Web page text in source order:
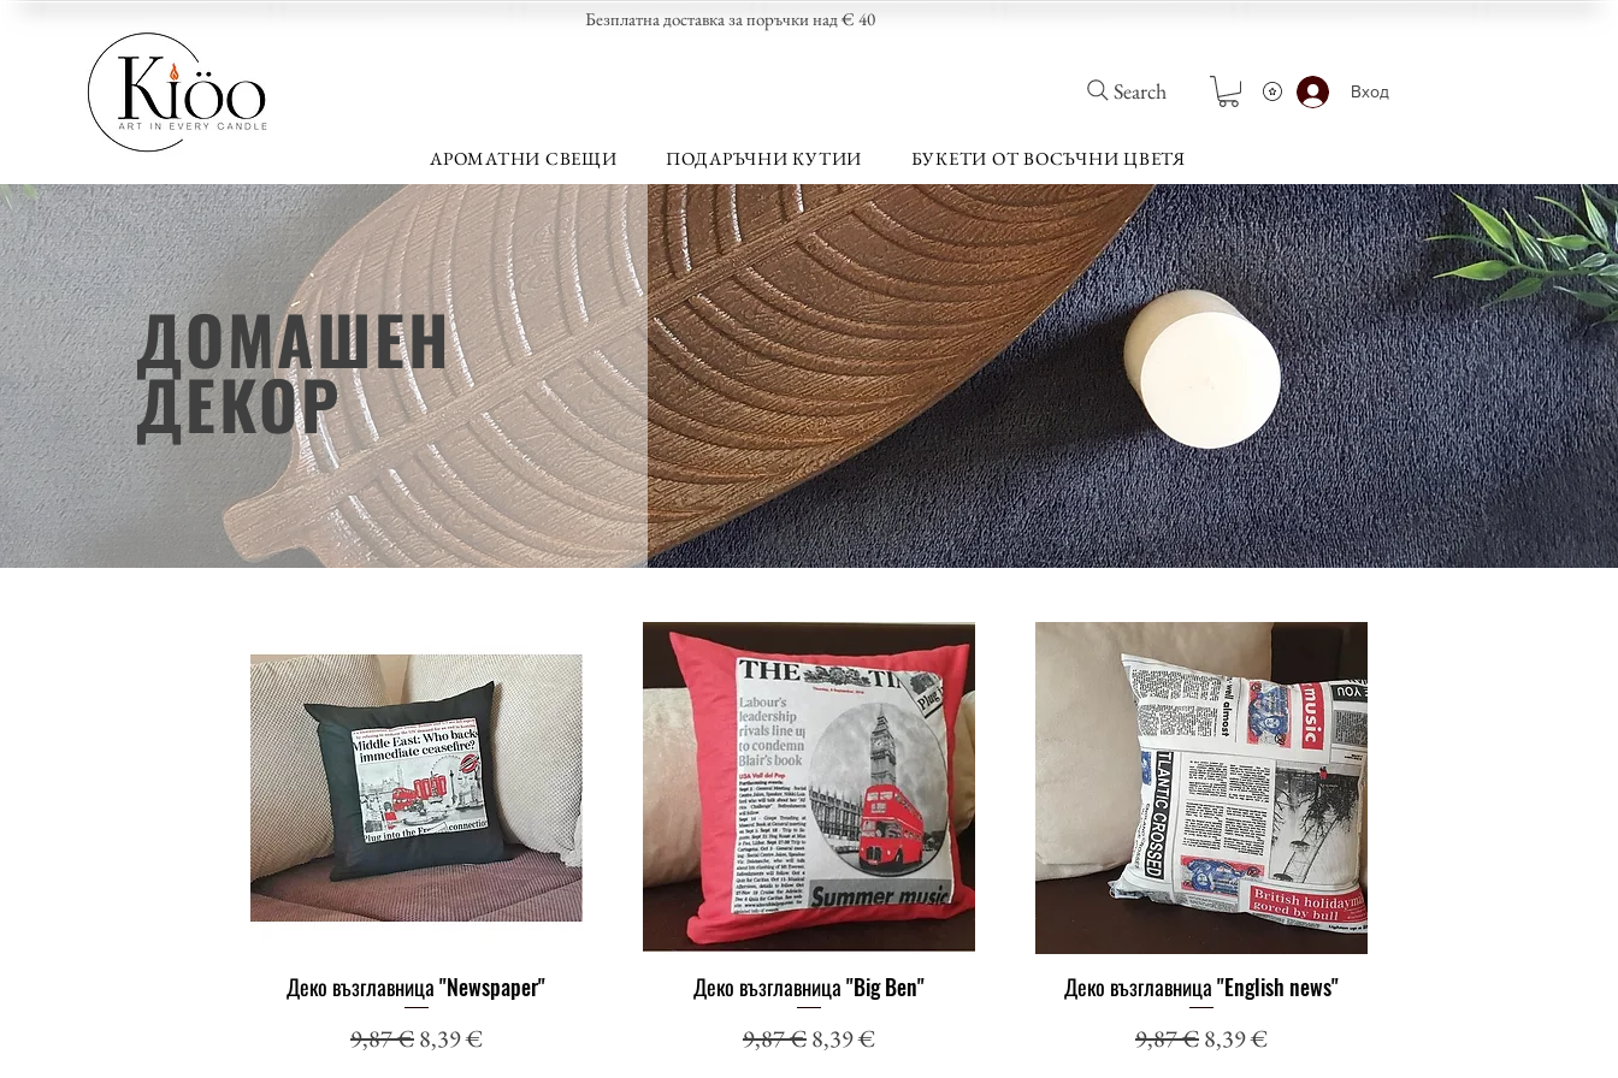
Безплатна доставка за поръчки над € 40
Search Вход
АРОМАТНИ СВЕЩИ ПОДАРЪЧНИ КУТИИ БУКЕТИ ОТ ВОСЪЧНИ ЦВЕТЯ
ДОМАШЕН
ДЕКОР
Бърз преглед
Деко възглавница "Newspaper"
Редовна цена
9,87 €Продажна цена
8,39 €
Бърз преглед
Деко възглавница "Big Ben"
Редовна цена
9,87 €Продажна цена
8,39 €
Бърз преглед
Деко възглавница "English news"
Редовна цена
9,87 €Продажна цена
8,39 €